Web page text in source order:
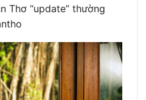
Thơ “update” thường